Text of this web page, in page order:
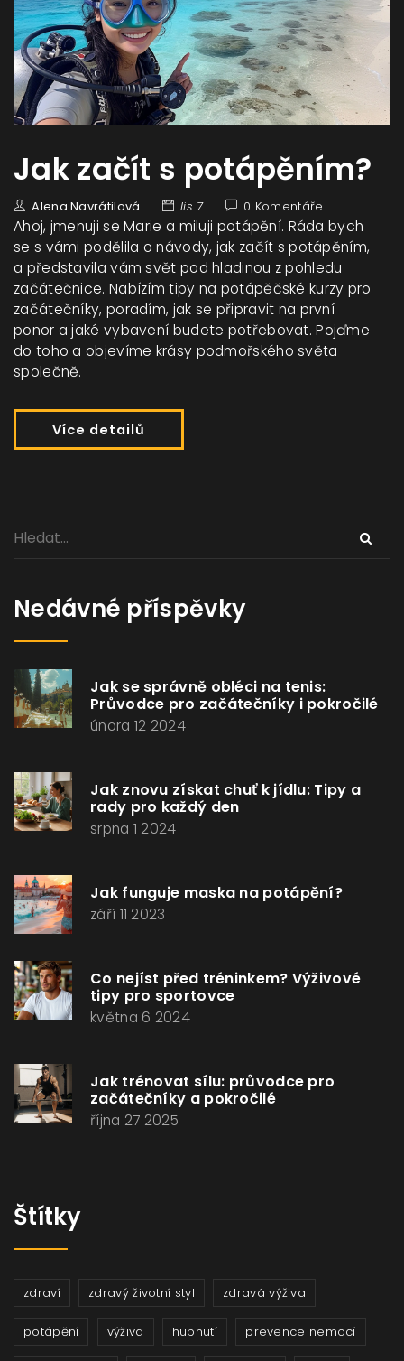
Jak začít s potápěním?
Alena Navrátilová lis 7 0 Komentáře
Ahoj, jmenuji se Marie a miluji potápění. Ráda bych
se s vámi podělila o návody, jak začít s potápěním,
a představila vám svět pod hladinou z pohledu
začátečnice. Nabízím tipy na potápěčské kurzy pro
začátečníky, poradím, jak se připravit na první
ponor a jaké vybavení budete potřebovat. Pojďme
do toho a objevíme krásy podmořského světa
společně.
Více detailů
Nedávné příspěvky
Jak se správně obléci na tenis:
Průvodce pro začátečníky i pokročilé
února 12 2024
Jak znovu získat chuť k jídlu: Tipy a
rady pro každý den
srpna 1 2024
Jak funguje maska na potápění?
září 11 2023
Co nejíst před tréninkem? Výživové
tipy pro sportovce
května 6 2024
Jak trénovat sílu: průvodce pro
začátečníky a pokročilé
října 27 2025
Štítky
zdraví zdravý životní styl zdravá výživa
potápění výživa hubnutí prevence nemocí